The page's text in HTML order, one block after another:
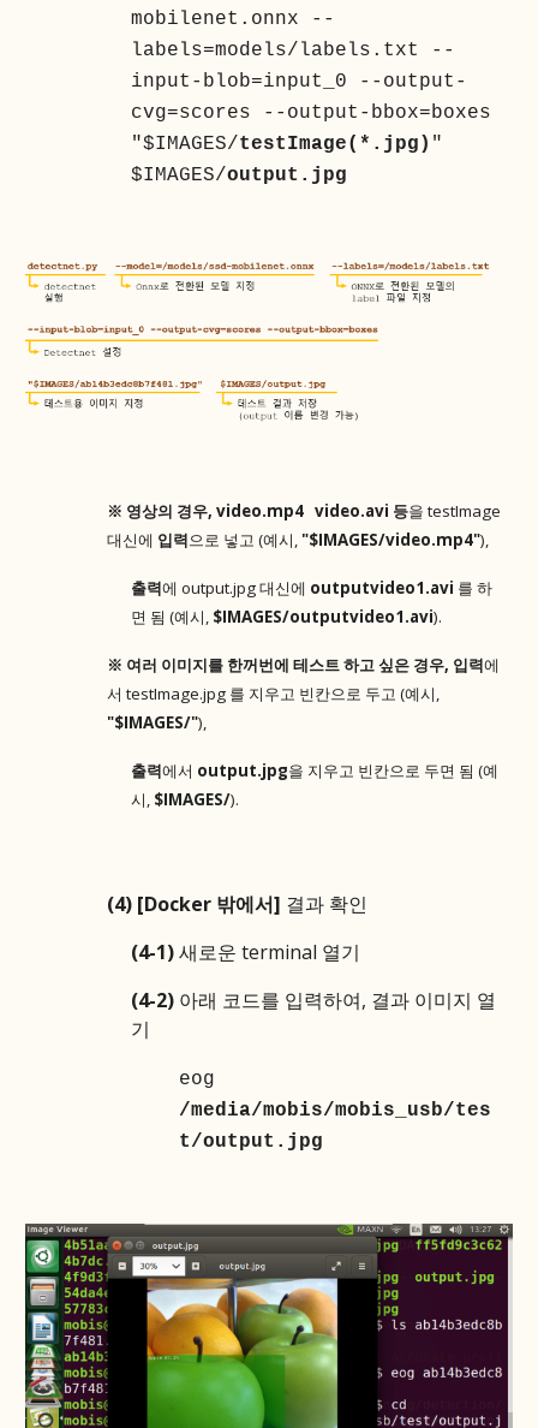
mobilenet.onnx --
labels=models/labels.txt --
input-blob=input_0 --output-
cvg=scores --output-bbox=boxes
"$IMAGES/testImage(*.jpg) "
$IMAGES/output.jpg
※ 영상의 경우, video.mp4 video.avi 등을 testImage
대신에 입력으로 넣고 (예시, "$IMAGES/video.mp4"),
출력에 output.jpg 대신에 outputvideo1.avi 를 하
면 됨 (예시, $IMAGES/outputvideo1.avi).
※ 여러 이미지를 한꺼번에 테스트 하고 싶은 경우, 입력에
서 testImage.jpg 를 지우고 빈칸으로 두고 (예시,
"$IMAGES/"),
출력에서 output.jpg을 지우고 빈칸으로 두면 됨 (예
시, $IMAGES/).
(4) [Docker 밖에서] 결과 확인
(4-1)새로운 terminal 열기
(4-2) 아래 코드를 입력하여, 결과 이미지 열
기
eog
/media/mobis/mobis_usb/tes
t/output.jpg